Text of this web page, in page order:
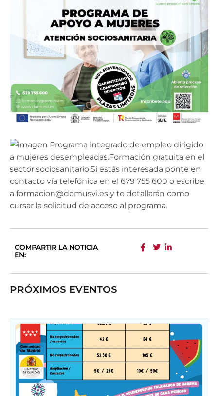
Programa integrado de empleo dirigido
a mujeres desempleadas.Formación gratuita en el
sector sociosanitario.Si estás interesada ponte en
contacto vía telefónica en el 679 755 600 o escribe
a formacion@domusvi.es y te detallarán como
cursar la solicitud de acceso al programa.
COMPARTIR LA NOTICIA
EN:
PRÓXIMOS EVENTOS